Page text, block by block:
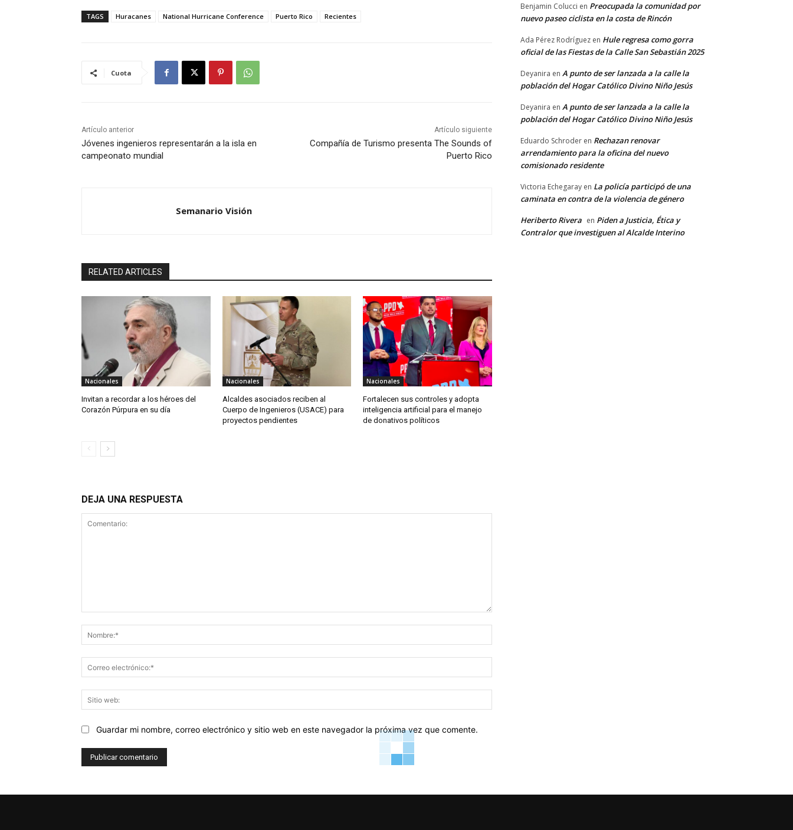
TAGS Huracanes National Hurricane Conference Puerto Rico Recientes
Cuota
Artículo anterior
Jóvenes ingenieros representarán a la isla en
campeonato mundial
Artículo siguiente
Compañía de Turismo presenta The Sounds of
Puerto Rico
Semanario Visión
RELATED ARTICLES
Nacionales
Invitan a recordar a los héroes del
Corazón Púrpura en su día
Nacionales
Alcaldes asociados reciben al
Cuerpo de Ingenieros (USACE) para
proyectos pendientes
Nacionales
Fortalecen sus controles y adopta
inteligencia artificial para el manejo
de donativos políticos
DEJA UNA RESPUESTA
electrónico:*
web:
Guardar mi nombre, correo electrónico y sitio web en este navegador la próxima vez que comente.
Benjamin Colucci en Preocupada la comunidad por
nuevo paseo ciclista en la costa de Rincón
Ada Pérez Rodríguez en Hule regresa como gorra
oficial de las Fiestas de la Calle San Sebastián 2025
Deyanira en A punto de ser lanzada a la calle la
población del Hogar Católico Divino Niño Jesús
Deyanira en A punto de ser lanzada a la calle la
población del Hogar Católico Divino Niño Jesús
Eduardo Schroder en Rechazan renovar
arrendamiento para la oficina del nuevo
comisionado residente
Victoria Echegaray en La policía participó de una
caminata en contra de la violencia de género
Heriberto Rivera en Piden a Justicia, Ética y
Contralor que investiguen al Alcalde Interino